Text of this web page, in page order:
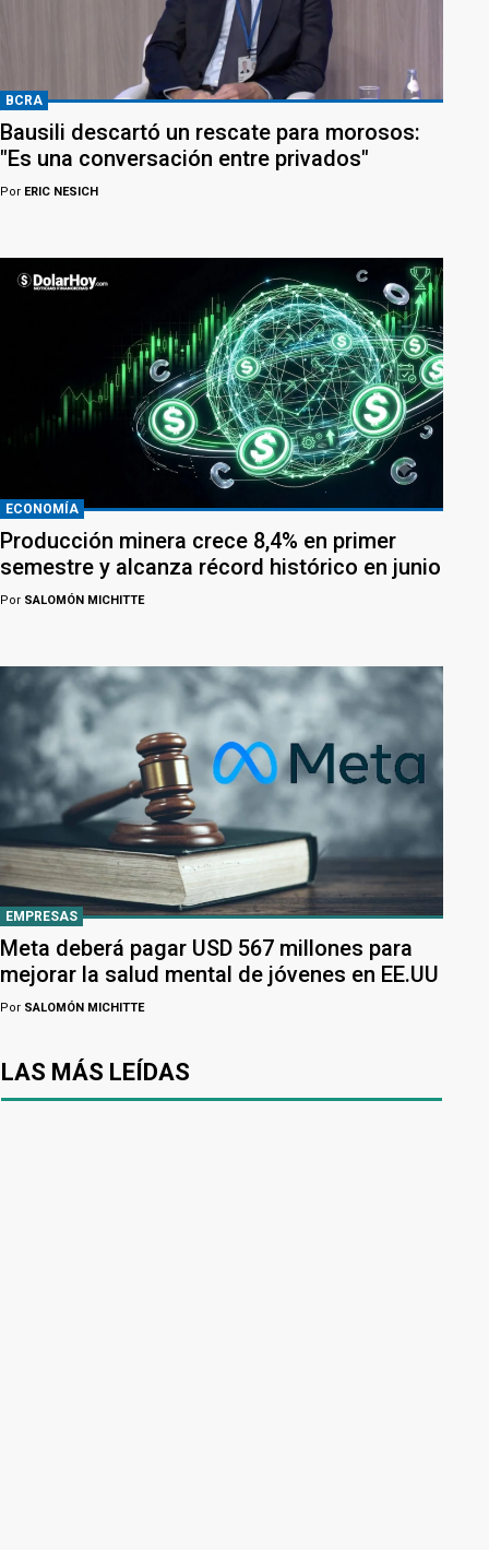
BCRA
Bausili descartó un rescate para morosos:
"Es una conversación entre privados"
Por ERIC NESICH
ECONOMÍA
Producción minera crece 8,4% en primer
semestre y alcanza récord histórico en junio
Por SALOMÓN MICHITTE
EMPRESAS
Meta deberá pagar USD 567 millones para
mejorar la salud mental de jóvenes en EE.UU
Por SALOMÓN MICHITTE
LAS MÁS LEÍDAS